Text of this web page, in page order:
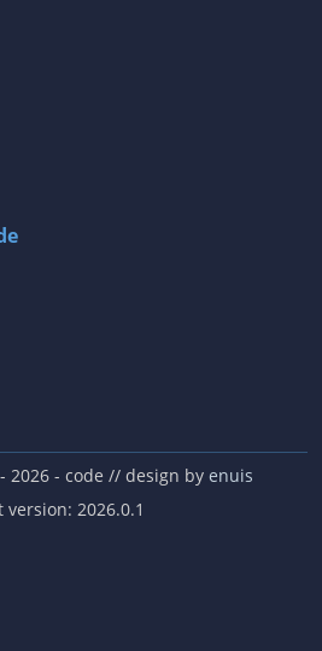
2026- code // design by enuis
version: 2026.0.1